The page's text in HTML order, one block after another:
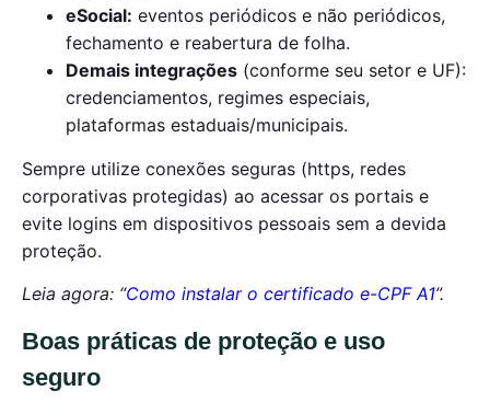
eSocial: eventos periódicos e não periódicos,
fechamento e reabertura de folha.
Demais integrações (conforme seu setor e UF):
credenciamentos, regimes especiais,
plataformas estaduais/municipais.
Sempre utilize conexões seguras (https, redes
corporativas protegidas) ao acessar os portais e
evite logins em dispositivos pessoais sem a devida
proteção.
Leia agora: “Como instalar o certificado e-CPF A1”.
Boas práticas de proteção e uso
seguro